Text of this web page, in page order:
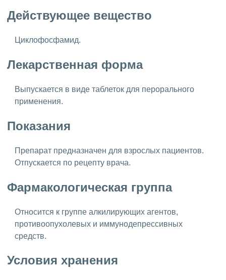
Действующее вещество
Циклофосфамид.
Лекарственная форма
Выпускается в виде таблеток для перорального
применения.
Показания
Препарат предназначен для взрослых пациентов.
Отпускается по рецепту врача.
Фармакологическая группа
Относится к группе алкилирующих агентов,
противоопухолевых и иммунодепрессивных
средств.
Условия хранения